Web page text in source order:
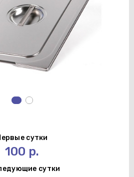
сутки
100 р.
сутки